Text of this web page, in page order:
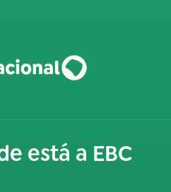
está a EBC